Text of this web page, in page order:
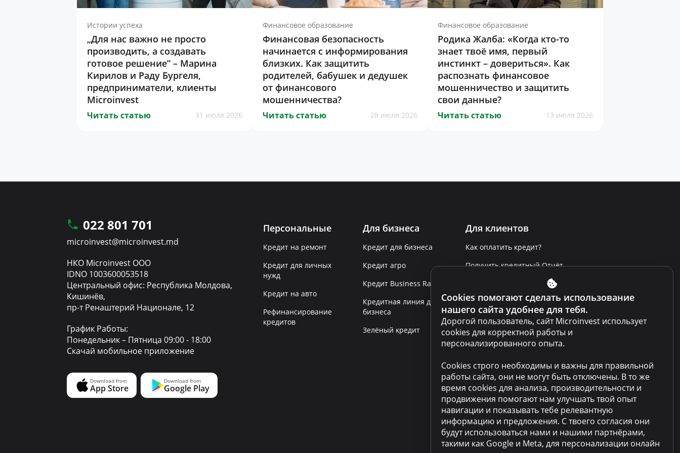
Истории успеха
„Для нас важно не просто
производить, а создавать
готовое решение” – Марина
Кирилов и Раду Бургеля,
предприниматели, клиенты
Microinvest
Читать статью 31 июля 2026
Финансовое образование
Финансовая безопасность
начинается с информирования
близких. Как защитить
родителей, бабушек и дедушек
от финансового
мошенничества?
Читать статью 28 июля 2026
Финансовое образование
Родика Жалба: «Когда кто-то
знает твоё имя, первый
инстинкт – довериться». Как
распознать финансовое
мошенничество и защитить
свои данные?
Читать статью 13 июля 2026
Cookies помогают сделать использование
нашего сайта удобнее для тебя.
Дорогой пользователь, сайт Microinvest использует
cookies для корректной работы и
персонализированного опыта.
Cookies строго необходимы и важны для правильной
работы сайта, они не могут быть отключены. В то же
время cookies для анализа, производительности и
продвижения помогают нам улучшать твой опыт
навигации и показывать тебе релевантную
информацию и предложения. С твоего согласия они
будут использоваться нами и нашими партнёрами,
такими как Google и Meta, для персонализации онлайн
022 801 701
microinvest@microinvest.md
НКО Microinvest ООО
IDNO 1003600053518
Центральный офис: Республика Молдова,
Кишинёв,
пр-т Ренаштерий Национале, 12
График Работы:
Понедельник – Пятница 09:00 - 18:00
Скачай мобильное приложение
Персональные
Кредит на ремонт
Кредит для личных
нужд
Кредит на авто
Рефинансирование
кредитов
Для бизнеса
Кредит для бизнеса
Кредит агро
Кредит Business Rapid
Кредитная линия для
бизнеса
Зелёный кредит
Для клиентов
Как оплатить кредит?
Получить кредитный Отчёт
Сообщить о нарушении
Условия использования сайта
Условия использования кабинета
Политика по противодействию
отмыванию денег
Политика конфиденциальности
Продажа залога
Часто задаваемые вопросы
Контакты